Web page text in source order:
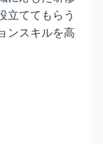
立ててもらう
ンスキルを高